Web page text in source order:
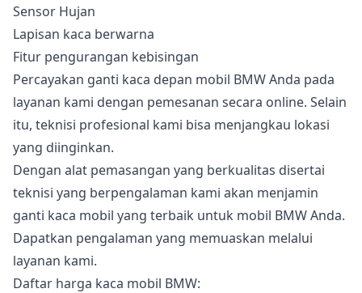
Sensor Hujan
Lapisan kaca berwarna
Fitur pengurangan kebisingan
Percayakan ganti kaca depan mobil BMW Anda pada
layanan kami dengan pemesanan secara online. Selain
itu, teknisi profesional kami bisa menjangkau lokasi
yang diinginkan.
Dengan alat pemasangan yang berkualitas disertai
teknisi yang berpengalaman kami akan menjamin
ganti kaca mobil yang terbaik untuk mobil BMW Anda.
Dapatkan pengalaman yang memuaskan melalui
layanan kami.
Daftar harga kaca mobil BMW: